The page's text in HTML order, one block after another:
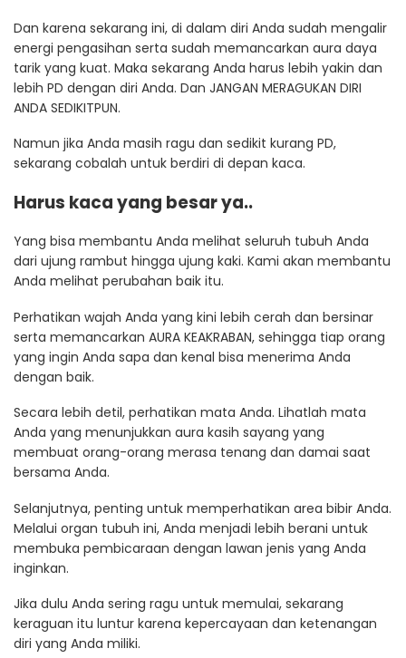
Dan karena sekarang ini, di dalam diri Anda sudah mengalir
energi pengasihan serta sudah memancarkan aura daya
tarik yang kuat. Maka sekarang Anda harus lebih yakin dan
lebih PD dengan diri Anda. Dan JANGAN MERAGUKAN DIRI
ANDA SEDIKITPUN.
Namun jika Anda masih ragu dan sedikit kurang PD,
sekarang cobalah untuk berdiri di depan kaca.
Harus kaca yang besar ya..
Yang bisa membantu Anda melihat seluruh tubuh Anda
dari ujung rambut hingga ujung kaki. Kami akan membantu
Anda melihat perubahan baik itu.
Perhatikan wajah Anda yang kini lebih cerah dan bersinar
serta memancarkan AURA KEAKRABAN, sehingga tiap orang
yang ingin Anda sapa dan kenal bisa menerima Anda
dengan baik.
Secara lebih detil, perhatikan mata Anda. Lihatlah mata
Anda yang menunjukkan aura kasih sayang yang
membuat orang-orang merasa tenang dan damai saat
bersama Anda.
Selanjutnya, penting untuk memperhatikan area bibir Anda.
Melalui organ tubuh ini, Anda menjadi lebih berani untuk
membuka pembicaraan dengan lawan jenis yang Anda
inginkan.
Jika dulu Anda sering ragu untuk memulai, sekarang
keraguan itu luntur karena kepercayaan dan ketenangan
diri yang Anda miliki.